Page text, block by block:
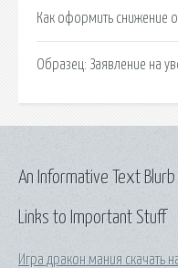
Как оформить снижение
Образец: Заявление на
Links to Important Stuff
Игра дракон мания скачать
An Informative Text Blurb